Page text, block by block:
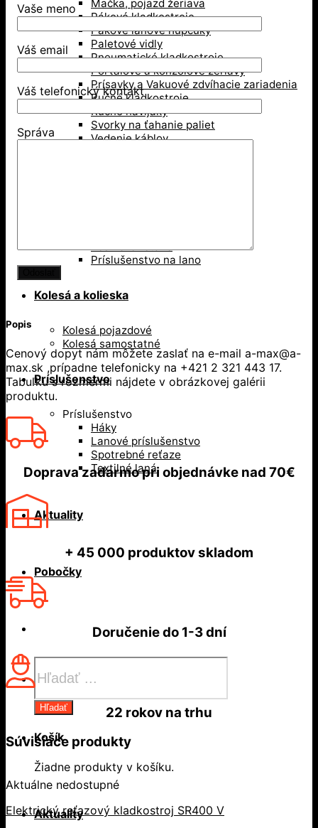
Mačka, pojazd žeriava
Pákové kladkostroje
Pákove lanové hupcuky
Paletové vidly
Pneumatické kladkostroje
Portálové a konzolové žeriavy
Prísavky a Vakuové zdvíhacie zariadenia
Ručné kladkostroje
Ručné navijaky
Svorky na ťahanie paliet
Vedenie káblov
Lesnícke reťaze
Príslušenstvo na lano
Kolesá a kolieska
Kolesá pojazdové
Kolesá samostatné
Príslušenstvo
Príslušenstvo
Háky
Lanové príslušenstvo
Spotrebné reťaze
Textilné laná
Aktuality
Pobočky
search
Hľadať
Košík
Žiadne produkty v košíku.
Aktuality
Vaše meno
Váš email
Váš telefonický kontakt
Správa
Popis
Cenový dopyt nám môžete zaslať na e-mail a-max@a-
max.sk ,prípadne telefonicky na +421 2 321 443 17.
Tabuľku s rozmermi nájdete v obrázkovej galérii
produktu.
Doprava zadarmopri objednávke nad 70€
+ 45 000 produktov skladom
Doručenie do1-3 dní
22 rokov na trhu
Súvisiace produkty
Aktuálne nedostupné
Elektrický reťazový kladkostroj SR400 V